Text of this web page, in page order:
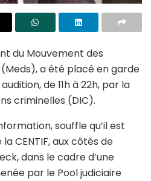
du Mouvement des
a été placé en garde
de 11h à 22h, par la
criminelles (DIC).
souffle qu’il est
CENTIF, aux côtés de
dans le cadre d’une
par le Pool judiciaire